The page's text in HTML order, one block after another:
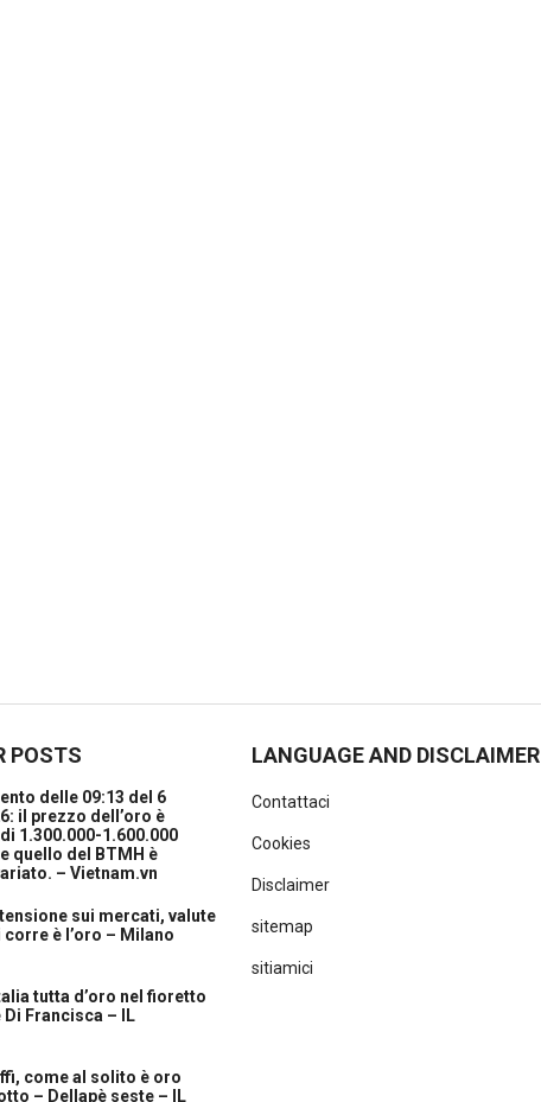
POSTS
delle 09:13 del 6
il prezzo dell’oro è
1.300.000-1.600.000
quello del BTMH è
– Vietnam.vn
sui mercati, valute
corre è l’oro – Milano
tutta d’oro nel fioretto
Di Francisca – IL
come al solito è oro
– Dellapè seste – IL
LANGUAGE AND DISCLAIMER
Contattaci
Cookies
Disclaimer
sitemap
sitiamici